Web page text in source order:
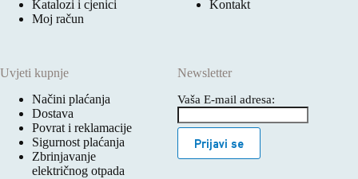
Katalozi i cjenici
Moj račun
Kontakt
Uvjeti kupnje
Načini plaćanja
Dostava
Povrat i reklamacije
Sigurnost plaćanja
Zbrinjavanje
električnog otpada
Newsletter
Vaša E-mail adresa:
Prijavi se